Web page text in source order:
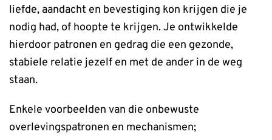
liefde, aandacht en bevestiging kon krijgen die je
nodig had, of hoopte te krijgen. Je ontwikkelde
hierdoor patronen en gedrag die een gezonde,
stabiele relatie jezelf en met de ander in de weg
staan.
Enkele voorbeelden van die onbewuste
overlevingspatronen en mechanismen;